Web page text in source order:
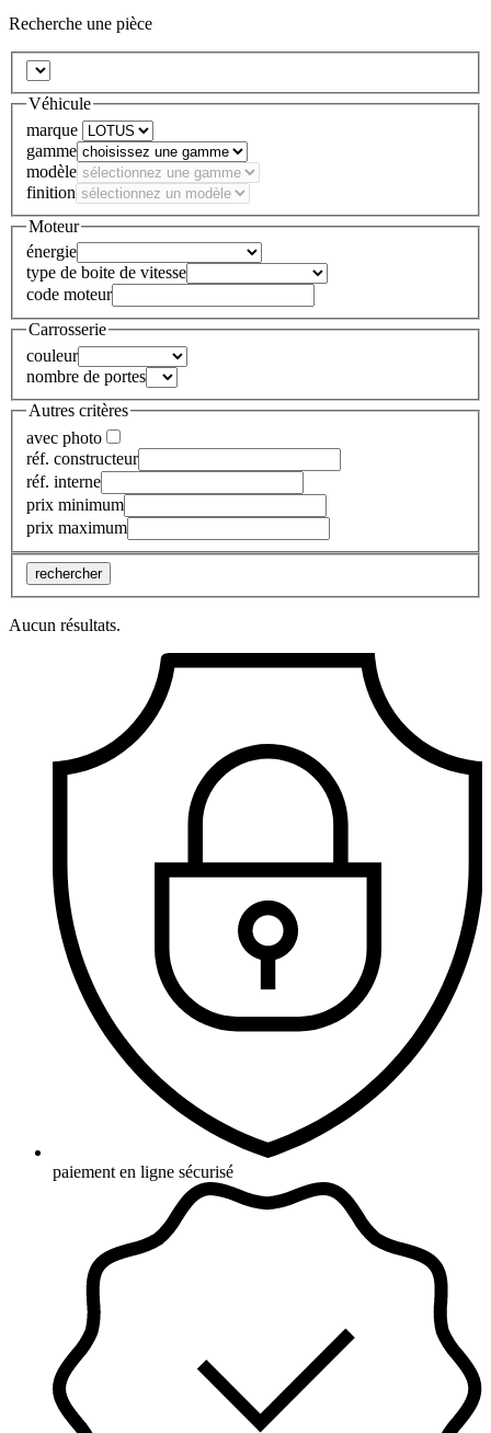
Recherche une pièce
Véhicule
marque
gamme
modèle
finition
Moteur
énergie
type de boite de vitesse
code moteur
Carrosserie
couleur
nombre de portes
Autres critères
avec photo
réf. constructeur
réf. interne
prix minimum
prix maximum
rechercher
Aucun résultats.
paiement en ligne sécurisé